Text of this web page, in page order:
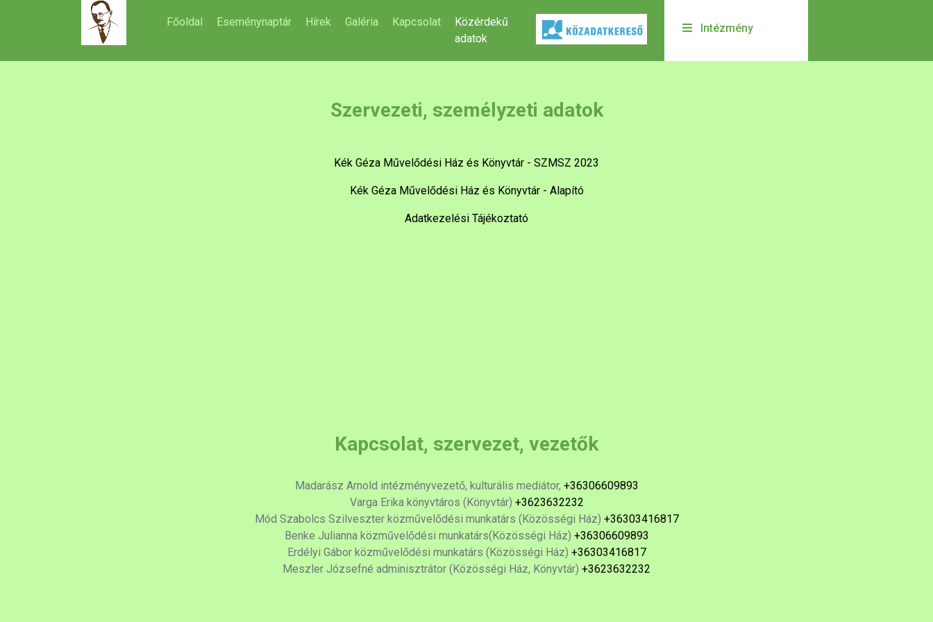
Főoldal Eseménynaptár Hírek Galéria Kapcsolat
Közérdekű
adatok
Intézmény
Szervezeti, személyzeti adatok
Kék Géza Művelődési Ház és Könyvtár - SZMSZ 2023
Kék Géza Művelődési Ház és Könyvtár - Alapító
Adatkezelési Tájékoztató
Kapcsolat, szervezet, vezetők
Madarász Arnold intézményvezető, kulturális mediátor, +36306609893
Varga Erika könyvtáros (Könyvtár) +3623632232
Mód Szabolcs Szilveszter közművelődési munkatárs (Közösségi Ház) +36303416817
Benke Julianna közművelődési munkatárs(Közösségi Ház) +36306609893
Erdélyi Gábor közművelődési munkatárs (Közösségi Ház) +36303416817
Meszler Józsefné adminisztrátor (Közösségi Ház, Könyvtár) +3623632232